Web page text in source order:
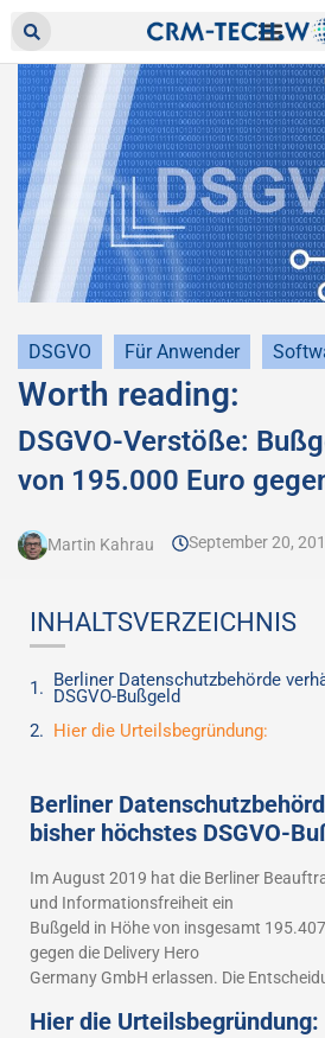
DSGVO Für Anwender
Worth reading:
DSGVO-Verstöße:
von 195.000 Euro
Martin Kahrau September 20,
INHALTSVERZEICHNIS
Berliner Datenschutzbehörde
DSGVO-Bußgeld
Hier die Urteilsbegründung:
Berliner
bisher höchstes DSGVO-
Im August 2019 hat die Berliner
und Informationsfreiheit ein
Bußgeld in Höhe von insgesamt
gegen die Delivery Hero
Germany GmbH erlassen. Die
Hier die Urteilsbegründung: